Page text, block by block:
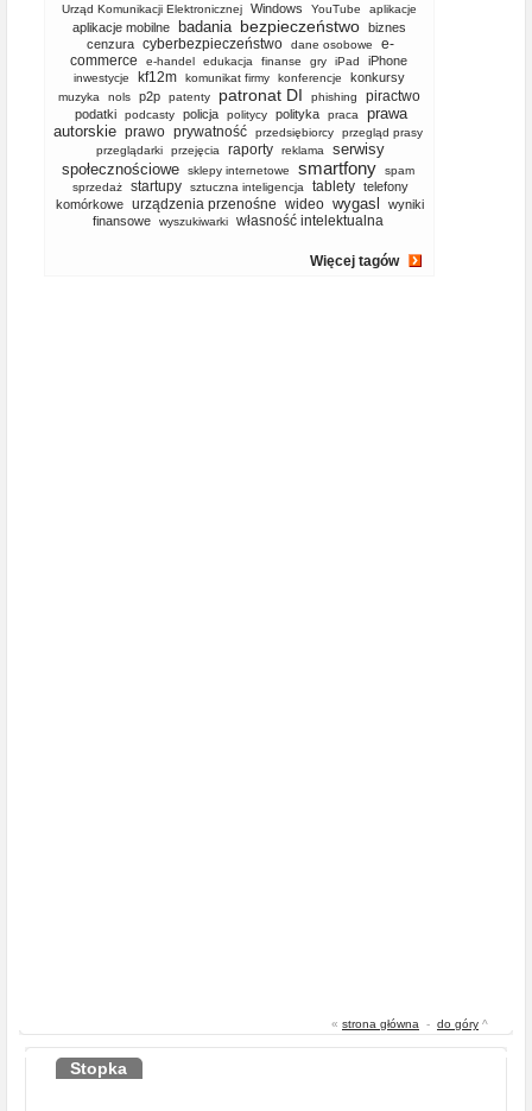
Urząd Komunikacji Elektronicznej Windows YouTube aplikacje
aplikacje mobilne badania bezpieczeństwo biznes
cenzura cyberbezpieczeństwo dane osobowe
e-
commerce
e-handel edukacja finanse gry iPad iPhone
inwestycje kf12m komunikat firmy konferencje konkursy
muzyka nols p2p patenty patronat DI phishing piractwo
podatki podcasty policja politycy polityka praca
prawa
autorskie prawo prywatność przedsiębiorcy
przegląd prasy
przeglądarki
przejęcia raporty reklama
serwisy
społecznościowe
sklepy internetowe smartfony
spam
sprzedaż
startupy sztuczna inteligencja tablety telefony
komórkowe
urządzenia przenośne wideo wygasl
wyniki
finansowe
wyszukiwarki własność intelektualna
Więcej tagów
« strona główna - do góry ^
Stopka